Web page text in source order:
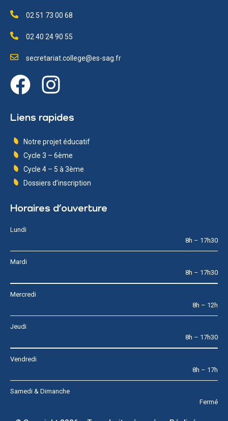
02 51 73 00 68
02 40 24 90 55
secretariat.college@es-sag.fr
Liens rapides
Notre projet éducatif
Cycle 3 – 6ème
Cycle 4 – 5 à 3ème
Dossiers d’inscription
Horaires d’ouverture
Lundi
8h – 17h30
Mardi
8h – 17h30
Mercredi
8h – 12h
Jeudi
8h – 17h30
Vendredi
8h – 17h
Samedi & Dimanche
Fermé